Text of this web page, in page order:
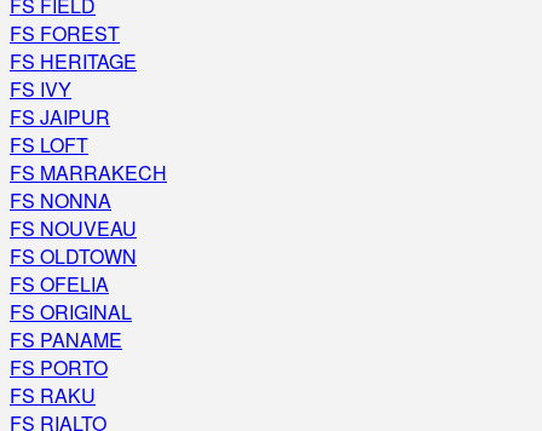
FS FOREST
FS HERITAGE
FS IVY
FS JAIPUR
FS LOFT
FS MARRAKECH
FS NONNA
FS NOUVEAU
FS OLDTOWN
FS OFELIA
FS ORIGINAL
FS PANAME
FS PORTO
FS RAKU
FS RIALTO